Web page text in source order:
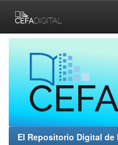
navigation
El Repositorio Digital